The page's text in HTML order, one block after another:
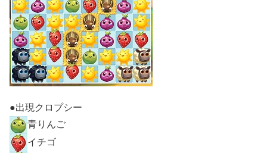
●出現クロプシー
青りんご
イチゴ